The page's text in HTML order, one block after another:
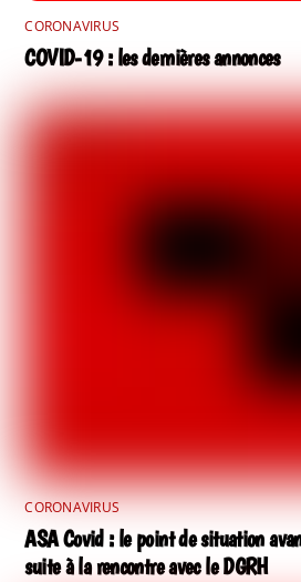
CORONAVIRUS
COVID-19 : les dernières annonces
CORONAVIRUS
ASA Covid : le point de situation
suite à la rencontre avec le DGRH